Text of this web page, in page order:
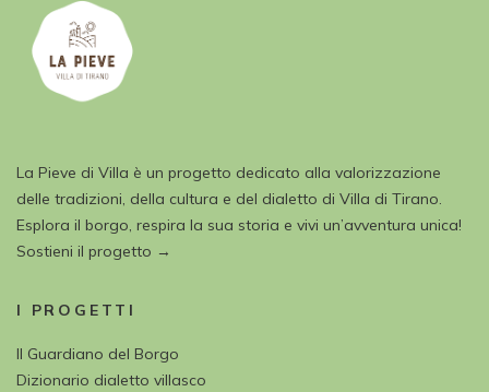
La Pieve di Villa è un progetto dedicato alla valorizzazione
delle tradizioni, della cultura e del dialetto di Villa di Tirano.
Esplora il borgo, respira la sua storia e vivi un’avventura unica!
Sostieni il progetto →
I PROGETTI
Il Guardiano del Borgo
Dizionario dialetto villasco